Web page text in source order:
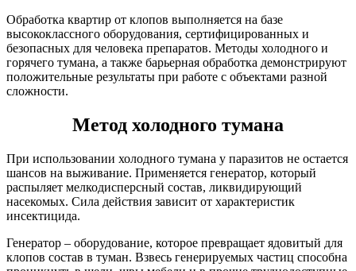
Обработка квартир от клопов выполняется на базе
высококлассного оборудования, сертифицированных и
безопасных для человека препаратов. Методы холодного и
горячего тумана, а также барьерная обработка демонстрируют
положительные результаты при работе с объектами разной
сложности.
Метод холодного тумана
При использовании холодного тумана у паразитов не остается
шансов на выживание. Применяется генератор, который
распыляет мелкодисперсный состав, ликвидирующий
насекомых. Сила действия зависит от характеристик
инсектицида.
Генератор – оборудование, которое превращает ядовитый для
клопов состав в туман. Взвесь генерируемых частиц способна